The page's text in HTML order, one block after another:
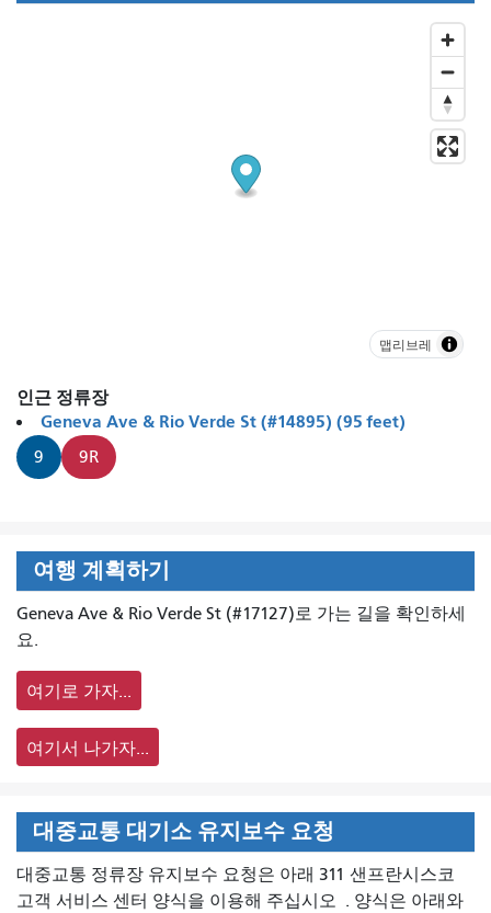
맵리브레
인근 정류장
Geneva Ave & Rio Verde St (#14895) (95 feet)
9 9R
여행 계획하기
Geneva Ave & Rio Verde St (#17127)로 가는 길을 확인하세
요.
여기로 가자...
여기서 나가자...
대중교통 대기소 유지보수 요청
대중교통 정류장 유지보수 요청은 아래 311 샌프란시스코
고객 서비스 센터 양식을 이용해 주십시오 . 양식은 아래와